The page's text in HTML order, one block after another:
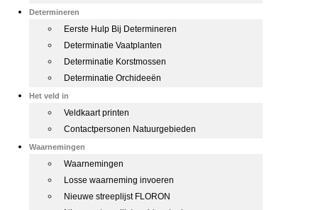
Determineren
Eerste Hulp Bij Determineren
Determinatie Vaatplanten
Determinatie Korstmossen
Determinatie Orchideeën
Het veld in
Veldkaart printen
Contactpersonen Natuurgebieden
Waarnemingen
Waarnemingen
Losse waarneming invoeren
Nieuwe streeplijst FLORON